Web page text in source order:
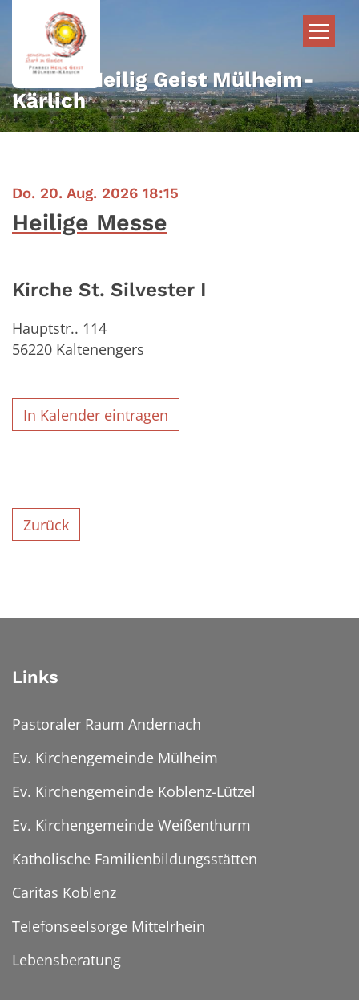
Zum Inhalt springen
Pfarrei Heilig Geist Mülheim-
Kärlich
Do. 20. Aug. 2026 18:15
Heilige Messe
Kirche St. Silvester I
Hauptstr.. 114
56220 Kaltenengers
In Kalender eintragen
Zurück
Links
Pastoraler Raum Andernach
Ev. Kirchengemeinde Mülheim
Ev. Kirchengemeinde Koblenz-Lützel
Ev. Kirchengemeinde Weißenthurm
Katholische Familienbildungsstätten
Caritas Koblenz
Telefonseelsorge Mittelrhein
Lebensberatung